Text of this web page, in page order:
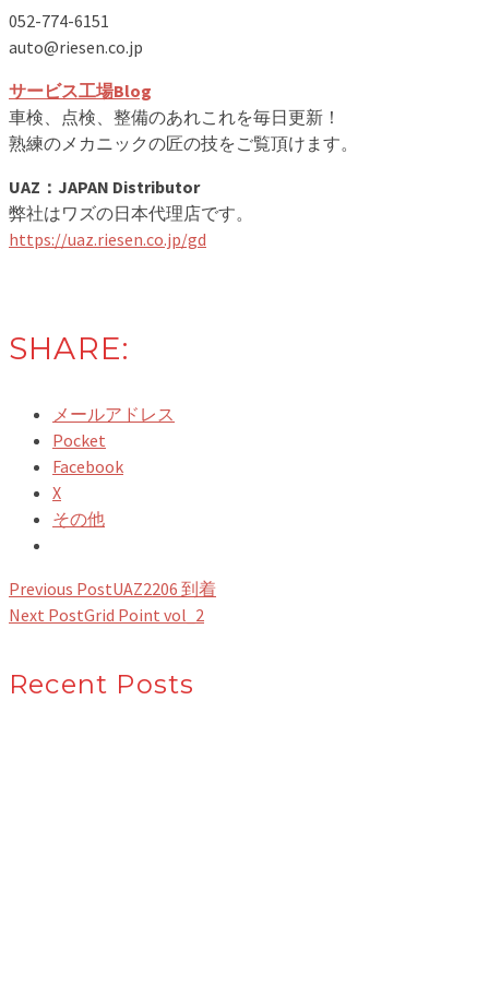
052-774-6151
auto@riesen.co.jp
サービス工場Blog
車検、点検、整備のあれこれを毎日更新！
熟練のメカニックの匠の技をご覧頂けます。
UAZ：JAPAN Distributor
弊社はワズの日本代理店です。
https://uaz.riesen.co.jp/gd
SHARE:
メールアドレス
Pocket
Facebook
X
その他
Previous PostUAZ2206 到着
Next PostGrid Point vol_2
Recent Posts